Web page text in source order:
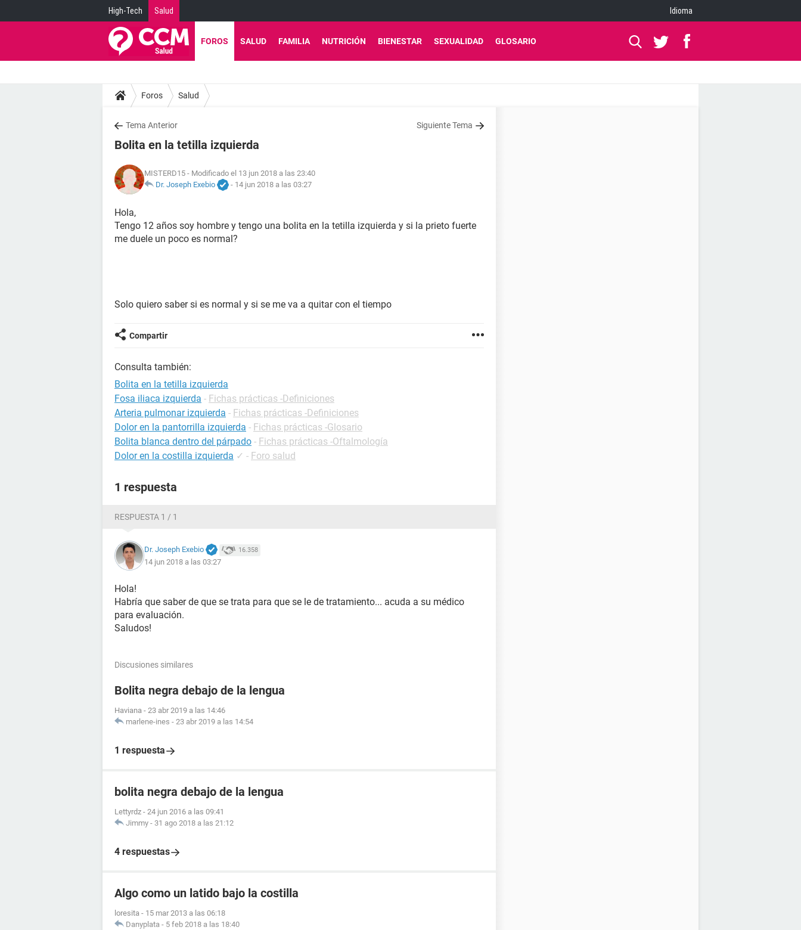
High-Tech Salud Idioma
FOROS SALUD FAMILIA NUTRICIÓN BIENESTAR SEXUALIDAD GLOSARIO
Foros Salud
Tema Anterior Siguiente Tema
Bolita en la tetilla izquierda
MISTERD15 - Modificado el 13 jun 2018 a las 23:40
Dr. Joseph Exebio
- 14 jun 2018 a las 03:27
Hola,
Tengo 12 años soy hombre y tengo una bolita en la tetilla izquierda y si la prieto fuerte
me duele un poco es normal?
Solo quiero saber si es normal y si se me va a quitar con el tiempo
Compartir
Consulta también:
Bolita en la tetilla izquierda
Fosa iliaca izquierda - Fichas prácticas -Definiciones
Arteria pulmonar izquierda - Fichas prácticas -Definiciones
Dolor en la pantorrilla izquierda - Fichas prácticas -Glosario
Bolita blanca dentro del párpado - Fichas prácticas -Oftalmología
Dolor en la costilla izquierda ✓ - Foro salud
1 respuesta
RESPUESTA 1 / 1
Dr. Joseph Exebio 16.358
14 jun 2018 a las 03:27
Hola!
Habría que saber de que se trata para que se le de tratamiento... acuda a su médico
para evaluación.
Saludos!
Discusiones similares
Bolita negra debajo de la lengua
Haviana - 23 abr 2019 a las 14:46
marlene-ines - 23 abr 2019 a las 14:54
1 respuesta
bolita negra debajo de la lengua
Lettyrdz - 24 jun 2016 a las 09:41
Jimmy - 31 ago 2018 a las 21:12
4 respuestas
Algo como un latido bajo la costilla
loresita - 15 mar 2013 a las 06:18
Danyplata - 5 feb 2018 a las 18:40